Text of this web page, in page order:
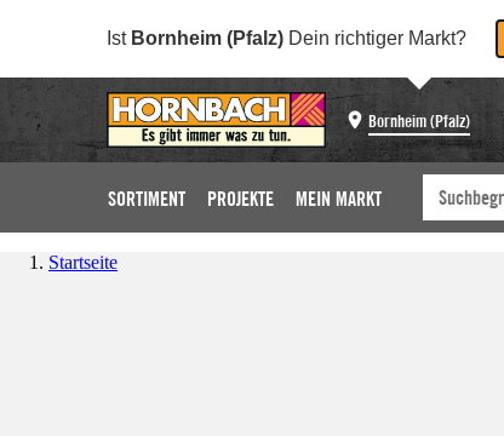
Ist Bornheim (Pfalz) Dein richtiger Markt?
Bornheim (Pfalz)
SORTIMENT PROJEKTE MEIN MARKT
Startseite